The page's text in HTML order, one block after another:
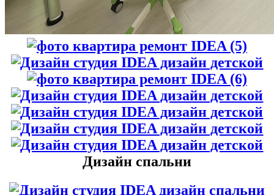
Дизайн спальни